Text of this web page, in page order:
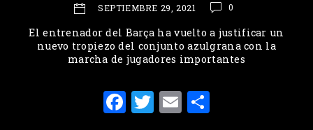
SEPTIEMBRE 29, 2021 0
El entrenador del Barça ha vuelto a justificar un
nuevo tropiezo del conjunto azulgrana con la
marcha de jugadores importantes
F T E